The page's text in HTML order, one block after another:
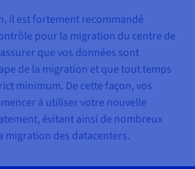
il est fortement recommandé
pour la migration du centre de
que vos données sont
de la migration et que tout temps
minimum. De cette façon, vos
à utiliser votre nouvelle
évitant ainsi de nombreux
migration des datacenters.